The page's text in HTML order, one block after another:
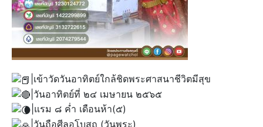
|เข้าวัดวันอาทิตย์ใกล้ชิดพระศาสนาชีวิตมีสุข
|วันอาทิตย์ที่ ๒๔ เมษายน ๒๕๖๕
|แรม ๘ ค่ำ เดือนห้า(๕)
|วันถือศีลอุโบสถ (วันพระ)